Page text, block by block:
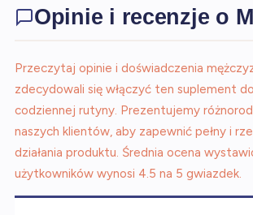
Opinie i recenzje o
Przeczytaj opinie i doświadczenia
zdecydowali się włączyć ten suplement
codziennej rutyny. Prezentujemy
naszych klientów, aby zapewnić pełny i
działania produktu. Średnia ocena
użytkowników wynosi 4.5 na 5 gwiazdek.